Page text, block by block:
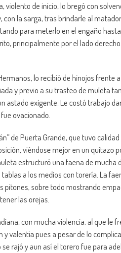
violento de inicio, lo bregó con
la sarga, tras brindarle al
para meterlo en el engaño
principalmente por el lado
lo recibió de hinojos frente
y previo a su trasteo de muleta
astado exigente. Le costó trabajo
ovacionado.
de Puerta Grande, que tuvo
viéndose mejor en un quitazo
estructuró una faena de mucha
a los medios con torería. La
sobre todo mostrando
las orejas.
con mucha violencia, al que le
valentía pues a pesar de lo
rajó y aun así el torero fue para